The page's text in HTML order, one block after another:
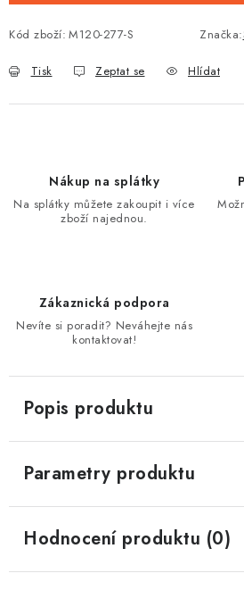
Kód zboží: M120-277-S Značka:
Tisk Zeptat se Hlídat
Nákup na splátky
Na splátky můžete zakoupit i více
zboží najednou.
Zákaznická podpora
Nevíte si poradit? Neváhejte nás
kontaktovat!
Popis produktu
Parametry produktu
Hodnocení produktu (0)